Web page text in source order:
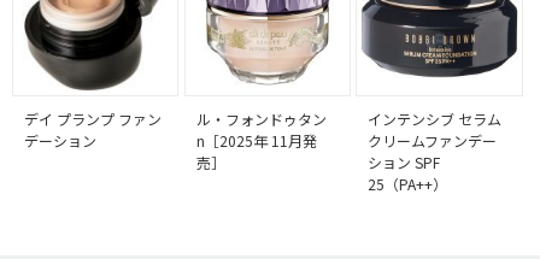
デイ プランプ ファン
デーション
ル・フォンドゥタン
n［2025年 11月発
売］
インテンシブ セラム
クリームファンデー
ション SPF
25（PA++）